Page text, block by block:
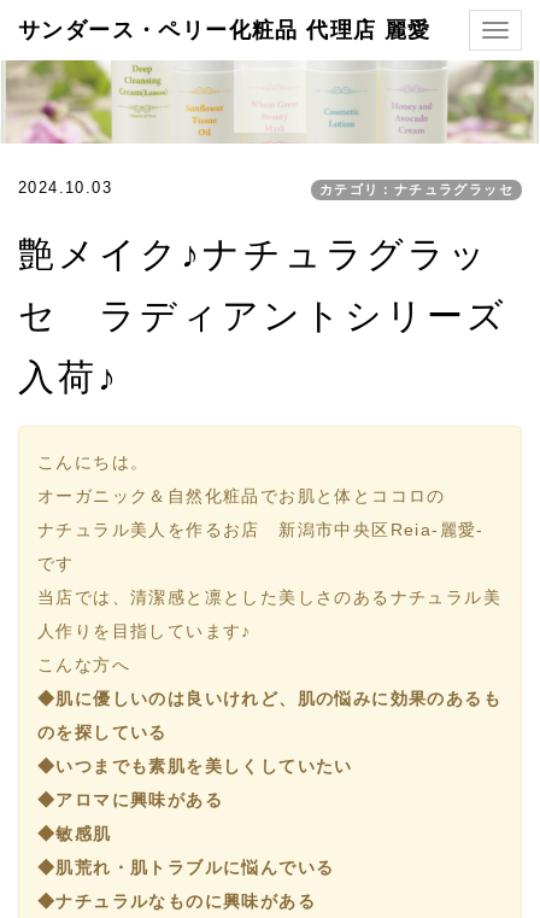
サンダース・ペリー化粧品 代理店 麗愛
2024.10.03 カテゴリ：ナチュラグラッセ
艶メイク♪ナチュラグラッ
セ ラディアントシリーズ
入荷♪
こんにちは。
オーガニック＆自然化粧品でお肌と体とココロの
ナチュラル美人を作るお店 新潟市中央区Reia-麗愛-
です
当店では、清潔感と凛とした美しさのあるナチュラル美
人作りを目指しています♪
こんな方へ
◆肌に優しいのは良いけれど、肌の悩みに効果のあるも
のを探している
◆いつまでも素肌を美しくしていたい
◆アロマに興味がある
◆敏感肌
◆肌荒れ・肌トラブルに悩んでいる
◆ナチュラルなものに興味がある